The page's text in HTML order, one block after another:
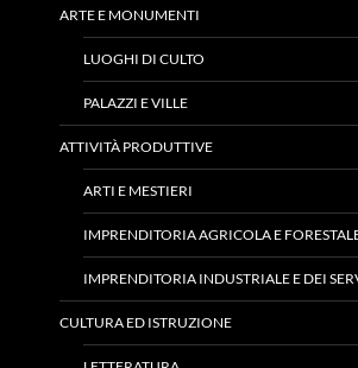
ARTE E MONUMENTI
LUOGHI DI CULTO
PALAZZI E VILLE
ATTIVITÀ PRODUTTIVE
ARTI E MESTIERI
IMPRENDITORIA AGRICOLA E
IMPRENDITORIA INDUSTRIALE E DEI
CULTURA ED ISTRUZIONE